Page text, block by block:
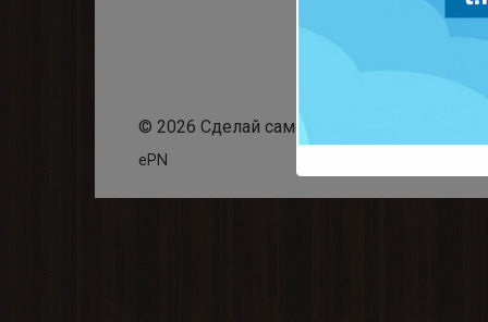
© 2026 Сделай самоделку
ePN